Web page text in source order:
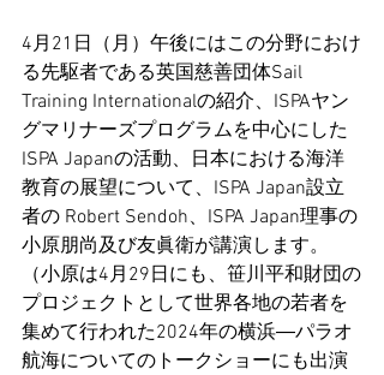
4月21日（月）午後にはこの分野におけ
る先駆者である英国慈善団体Sail
Training Internationalの紹介、ISPAヤン
グマリナーズプログラムを中心にした
ISPA Japanの活動、日本における海洋
教育の展望について、ISPA Japan設立
者の Robert Sendoh、ISPA Japan理事の
小原朋尚及び友眞衛が講演します。
（小原は4月29日にも、笹川平和財団の
プロジェクトとして世界各地の若者を
集めて行われた2024年の横浜―パラオ
航海についてのトークショーにも出演